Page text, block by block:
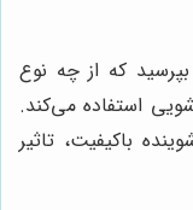
که از چه نوع
استفاده می‌کند.
باکیفیت، تاثیر